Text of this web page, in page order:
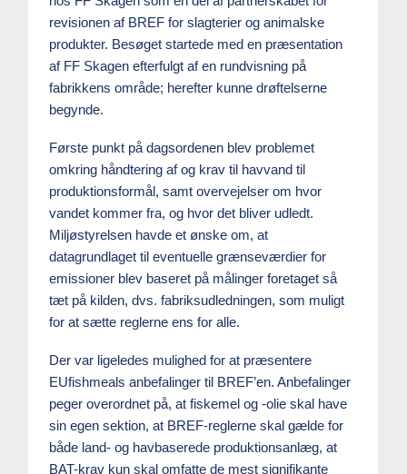
revisionen af BREF for slagterier og animalske
produkter. Besøget startede med en præsentation
af FF Skagen efterfulgt af en rundvisning på
fabrikkens område; herefter kunne drøftelserne
begynde.
Første punkt på dagsordenen blev problemet
omkring håndtering af og krav til havvand til
produktionsformål, samt overvejelser om hvor
vandet kommer fra, og hvor det bliver udledt.
Miljøstyrelsen havde et ønske om, at
datagrundlaget til eventuelle grænseværdier for
emissioner blev baseret på målinger foretaget så
tæt på kilden, dvs. fabriksudledningen, som muligt
for at sætte reglerne ens for alle.
Der var ligeledes mulighed for at præsentere
EUfishmeals anbefalinger til BREF’en. Anbefalinger
peger overordnet på, at fiskemel og -olie skal have
sin egen sektion, at BREF-reglerne skal gælde for
både land- og havbaserede produktionsanlæg, at
BAT-krav kun skal omfatte de mest signifikante